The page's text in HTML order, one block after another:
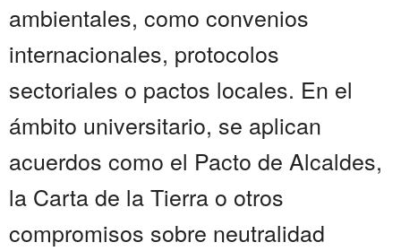
ambientales, como convenios
internacionales, protocolos
sectoriales o pactos locales. En el
ámbito universitario, se aplican
acuerdos como el Pacto de Alcaldes,
la Carta de la Tierra o otros
compromisos sobre neutralidad